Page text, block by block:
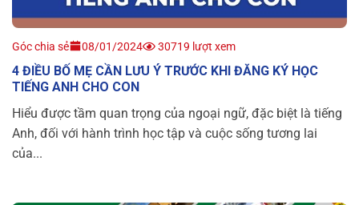
Góc chia sẻ 08/01/2024 30719 lượt xem
4 ĐIỀU BỐ MẸ CẦN LƯU Ý TRƯỚC KHI ĐĂNG KÝ HỌC
TIẾNG ANH CHO CON
Hiểu được tầm quan trọng của ngoại ngữ, đặc biệt là tiếng
Anh, đối với hành trình học tập và cuộc sống tương lai
của...